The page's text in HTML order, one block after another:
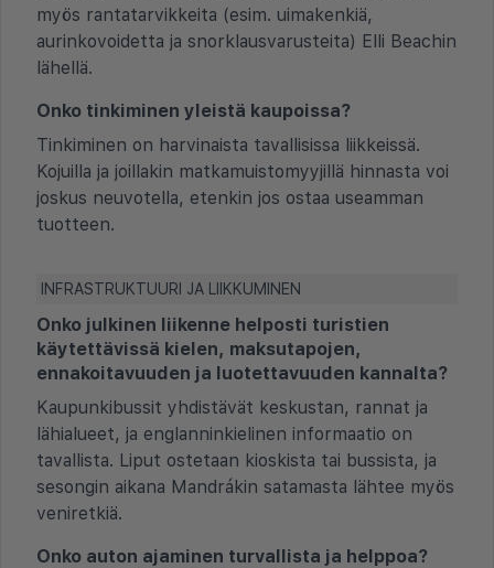
myös rantatarvikkeita (esim. uimakenkiä,
aurinkovoidetta ja snorklausvarusteita) Elli Beachin
lähellä.
Onko tinkiminen yleistä kaupoissa?
Tinkiminen on harvinaista tavallisissa liikkeissä.
Kojuilla ja joillakin matkamuistomyyjillä hinnasta voi
joskus neuvotella, etenkin jos ostaa useamman
tuotteen.
INFRASTRUKTUURI JA LIIKKUMINEN
Onko julkinen liikenne helposti turistien
käytettävissä kielen, maksutapojen,
ennakoitavuuden ja luotettavuuden kannalta?
Kaupunkibussit yhdistävät keskustan, rannat ja
lähialueet, ja englanninkielinen informaatio on
tavallista. Liput ostetaan kioskista tai bussista, ja
sesongin aikana Mandrákin satamasta lähtee myös
veniretkiä.
Onko auton ajaminen turvallista ja helppoa?